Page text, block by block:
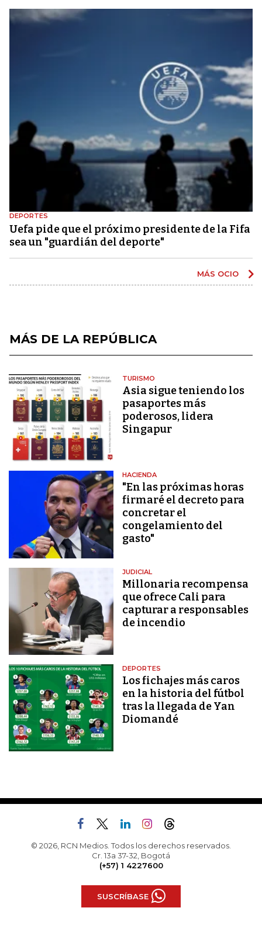
DEPORTES
Uefa pide que el próximo presidente de la Fifa
sea un "guardián del deporte"
MÁS OCIO
MÁS DE LA REPÚBLICA
TURISMO
Asia sigue teniendo los
pasaportes más
poderosos, lidera
Singapur
HACIENDA
"En las próximas horas
firmaré el decreto para
concretar el
congelamiento del
gasto"
JUDICIAL
Millonaria recompensa
que ofrece Cali para
capturar a responsables
de incendio
DEPORTES
Los fichajes más caros
en la historia del fútbol
tras la llegada de Yan
Diomandé
© 2026, RCN Medios. Todos los derechos reservados.
Cr. 13a 37-32, Bogotá
(+57) 1 4227600
SUSCRÍBASE